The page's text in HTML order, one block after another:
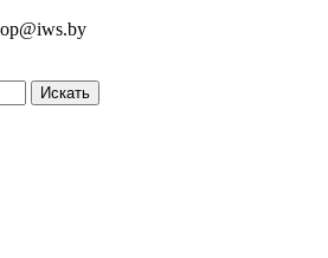
Искать